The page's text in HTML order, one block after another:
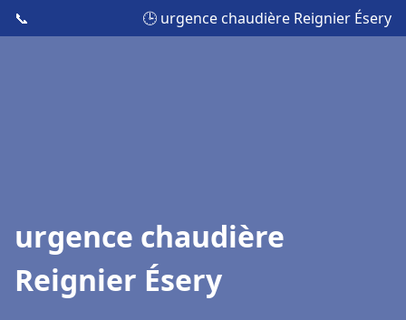
📞 🕒 urgence chaudière Reignier Ésery
urgence chaudière
Reignier Ésery